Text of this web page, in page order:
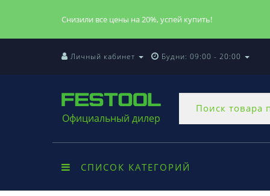
Снизили все цены на 20%, успей купить!
Личный кабинет Будни: 09:00 - 20:00
Официальный дилер
СПИСОК КАТЕГОРИЙ